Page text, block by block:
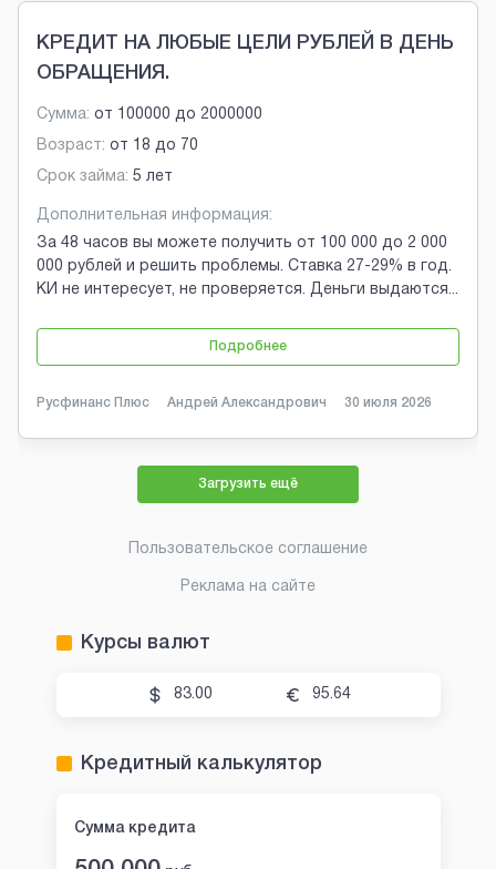
КРЕДИТ НА ЛЮБЫЕ ЦЕЛИ РУБЛЕЙ В ДЕНЬ
ОБРАЩЕНИЯ.
Сумма: от 100000 до 2000000
Возраст: от 18 до 70
Срок займа: 5 лет
Дополнительная информация:
За 48 часов вы можете получить от 100 000 до 2 000
000 рублей и решить проблемы. Ставка 27-29% в год.
КИ не интересует, не проверяется. Деньги выдаются...
Подробнее
Русфинанс Плюс Андрей Александрович 30 июля 2026
Загрузить ещё
Пользовательское соглашение
Реклама на сайте
Курсы валют
83.00 95.64
Кредитный калькулятор
Сумма кредита